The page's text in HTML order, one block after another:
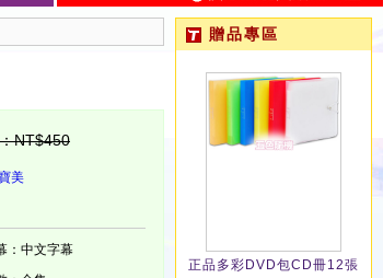
NT$450
美
：中文字幕
贈品專區
正品多彩DVD包CD冊12張